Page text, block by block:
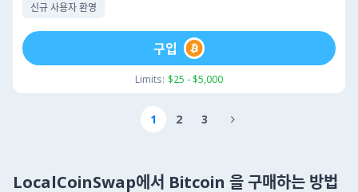
신규 사용자 환영
Limits: $25 - $5,000
구입
1 2 3 
LocalCoinSwap에서 Bitcoin 을 구매하는 방법